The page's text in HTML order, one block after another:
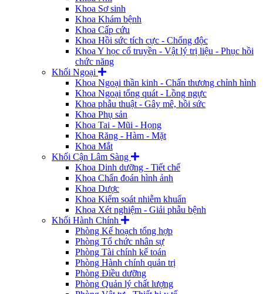
Khoa Sơ sinh
Khoa Khám bệnh
Khoa Cấp cứu
Khoa Hồi sức tích cực - Chống độc
Khoa Y học cổ truyền - Vật lý trị liệu - Phục hồi
chức năng
Khối Ngoại
Khoa Ngoại thần kinh - Chấn thương chỉnh hình
Khoa Ngoại tổng quát - Lồng ngực
Khoa phẫu thuật - Gây mê, hồi sức
Khoa Phụ sản
Khoa Tai - Mũi - Họng
Khoa Răng - Hàm - Mặt
Khoa Mắt
Khối Cận Lâm Sàng
Khoa Dinh dưỡng - Tiết chế
Khoa Chẩn đoán hình ảnh
Khoa Dược
Khoa Kiểm soát nhiễm khuẩn
Khoa Xét nghiệm - Giải phẫu bệnh
Khối Hành Chính
Phòng Kế hoạch tổng hợp
Phòng Tổ chức nhân sự
Phòng Tài chính kế toán
Phòng Hành chính quản trị
Phòng Điều dưỡng
Phòng Quản lý chất lượng